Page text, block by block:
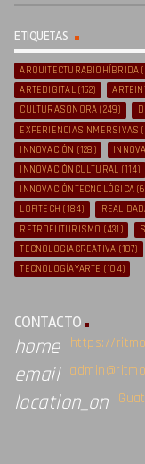
ETIQUETAS
ARQUITECTURABIOHÍBRIDA
ARTEDIGITAL(152)
CULTURASONORA (249)
EXPERIENCIASINMERSIVAS
INNOVACIÓN (128)
INNOVACIÓNCULTURAL (114)
INNOVACIÓNTECNOLÓGICA
LOFITECH (184)
RETROFUTURISMO (431)
TECNOLOGIACREATIVA (107)
TECNOLOGÍAYARTE (104)
CONTACTO
home https://
email
location_on